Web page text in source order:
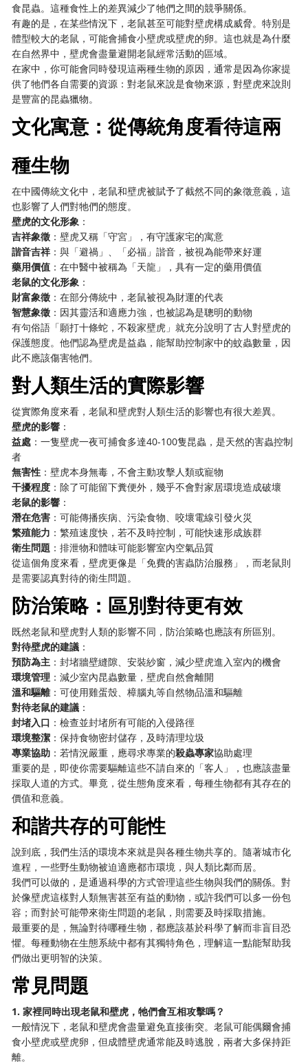
食昆蟲。這種食性上的差異減少了牠們之間的競爭關係。
有趣的是，在某些情況下，老鼠甚至可能對壁虎構成威脅。特別是
體型較大的老鼠，可能會捕食小壁虎或壁虎的卵。這也就是為什麼
在自然界中，壁虎會盡量避開老鼠經常活動的區域。
在家中，你可能會同時發現這兩種生物的原因，通常是因為你家提
供了牠們各自需要的資源：對老鼠來說是食物來源，對壁虎來說則
是豐富的昆蟲獵物。
文化寓意：從傳統角度看待這兩
種生物
在中國傳統文化中，老鼠和壁虎被賦予了截然不同的象徵意義，這
也影響了人們對牠們的態度。
壁虎的文化形象 ：
吉祥象徵 ：壁虎又稱「守宮」，有守護家宅的寓意
諧音吉祥：與「避禍」、「必福」諧音，被視為能帶來好運
藥用價值 ：在中醫中被稱為「天龍」，具有一定的藥用價值
老鼠的文化形象 ：
財富象徵 ：在部分傳統中，老鼠被視為財運的代表
智慧象徵 ：因其靈活和適應力強，也被認為是聰明的動物
有句俗語「願打十條蛇，不殺家壁虎」就充分說明了古人對壁虎的
保護態度。他們認為壁虎是益蟲，能幫助控制家中的蚊蟲數量，因
此不應該傷害牠們。
對人類生活的實際影響
從實際角度來看，老鼠和壁虎對人類生活的影響也有很大差異。
壁虎的影響 ：
益處 ：一隻壁虎一夜可捕食多達40-100隻昆蟲，是天然的害蟲控制
者
無害性 ：壁虎本身無毒，不會主動攻擊人類或寵物
干擾程度 ：除了可能留下糞便外，幾乎不會對家居環境造成破壞
老鼠的影響 ：
潛在危害 ：可能傳播疾病、污染食物、咬壞電線引發火災
繁殖能力 ：繁殖速度快，若不及時控制，可能快速形成族群
衛生問題 ：排泄物和體味可能影響室內空氣品質
從這個角度來看，壁虎更像是「免費的害蟲防治服務」，而老鼠則
是需要認真對待的衛生問題。
防治策略：區別對待更有效
既然老鼠和壁虎對人類的影響不同，防治策略也應該有所區別。
對待壁虎的建議 ：
預防為主 ：封堵牆壁縫隙、安裝紗窗，減少壁虎進入室內的機會
環境管理 ：減少室內昆蟲數量，壁虎自然會離開
溫和驅離：可使用雞蛋殼、樟腦丸等自然物品溫和驅離
對待老鼠的建議 ：
封堵入口 ：檢查並封堵所有可能的入侵路徑
環境整潔 ：保持食物密封儲存，及時清理垃圾
專業協助 ：若情況嚴重，應尋求專業的殺蟲專家協助處理
重要的是，即使你需要驅離這些不請自來的「客人」，也應該盡量
採取人道的方式。畢竟，從生態角度來看，每種生物都有其存在的
價值和意義。
和諧共存的可能性
說到底，我們生活的環境本來就是與各種生物共享的。隨著城市化
進程，一些野生動物被迫適應都市環境，與人類比鄰而居。
我們可以做的，是通過科學的方式管理這些生物與我們的關係。對
於像壁虎這樣對人類無害甚至有益的動物，或許我們可以多一份包
容；而對於可能帶來衛生問題的老鼠，則需要及時採取措施。
最重要的是，無論對待哪種生物，都應該基於科學了解而非盲目恐
懼。每種動物在生態系統中都有其獨特角色，理解這一點能幫助我
們做出更明智的決策。
常見問題
1. 家裡同時出現老鼠和壁虎，牠們會互相攻擊嗎？
一般情況下，老鼠和壁虎會盡量避免直接衝突。老鼠可能偶爾會捕
食小壁虎或壁虎卵，但成體壁虎通常能及時逃脫，兩者大多保持距
離。